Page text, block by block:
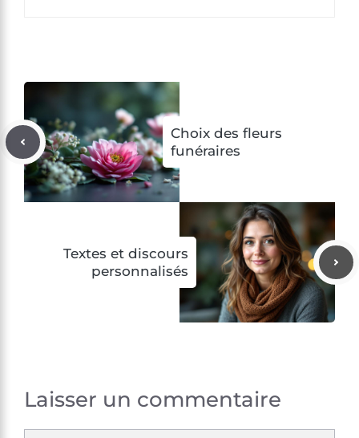
Choix des fleurs
funéraires
Textes et discours
personnalisés
Laisser un commentaire